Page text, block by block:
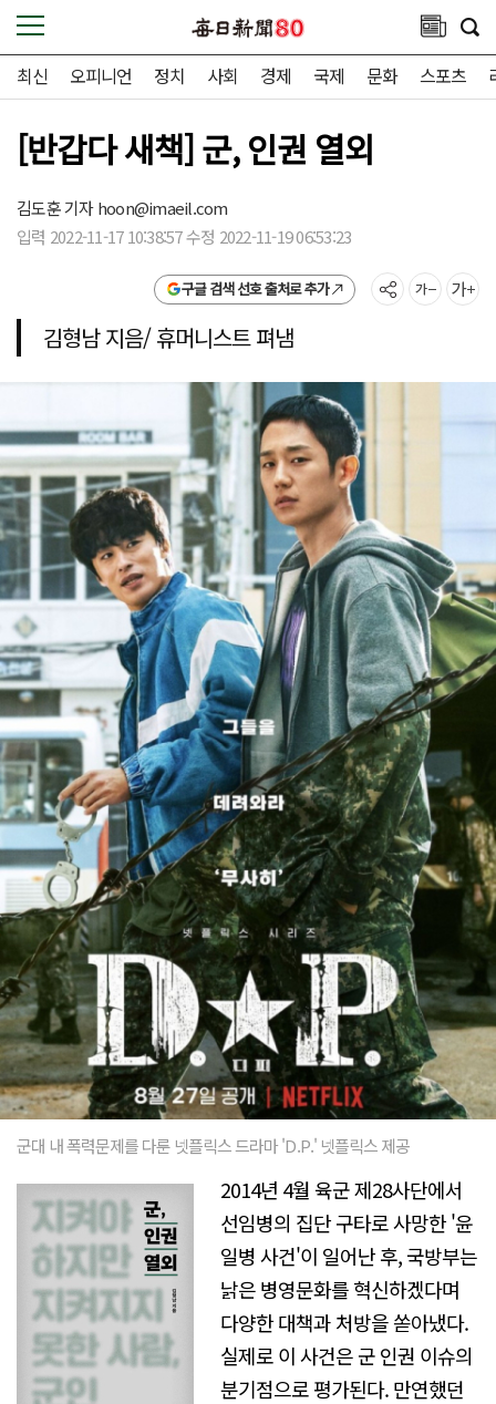
최신 오피니언 정치 사회 경제 국제 문화 스포츠
[반갑다 새책] 군, 인권 열외
김도훈 기자hoon@imaeil.com
입력 2022-11-17 10:38:57 수정 2022-11-19 06:53:23
구글 검색 선호 출처로 추가
김형남 지음/ 휴머니스트 펴냄
군대 내 폭력문제를 다룬 넷플릭스 드라마 'D.P.' 넷플릭스 제공
2014년 4월 육군 제28사단에서
선임병의 집단 구타로 사망한 '윤
일병 사건'이 일어난 후, 국방부는
낡은 병영문화를 혁신하겠다며
다양한 대책과 처방을 쏟아냈다.
실제로 이 사건은 군 인권 이슈의
분기점으로 평가된다. 만연했던